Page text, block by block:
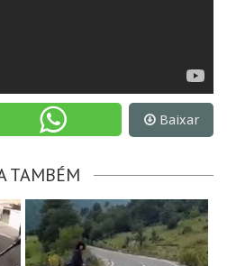
Baixar
TAMBÉM